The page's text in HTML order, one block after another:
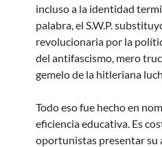
incluso a la identidad
palabra, el S.W.P.
revolucionaria por la
del antifascismo, mero
gemelo de la hitleriana
Todo eso fue hecho en
eficiencia educativa. Es
oportunistas presentar su